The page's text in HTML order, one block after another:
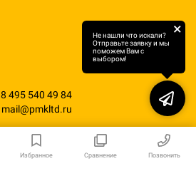
Избранное Сравнение Позвонить
8 495 540 49 84
mail@pmkltd.ru
Не нашли что искали?
Отправьте заявку и мы
поможем Вам с
выбором!
×